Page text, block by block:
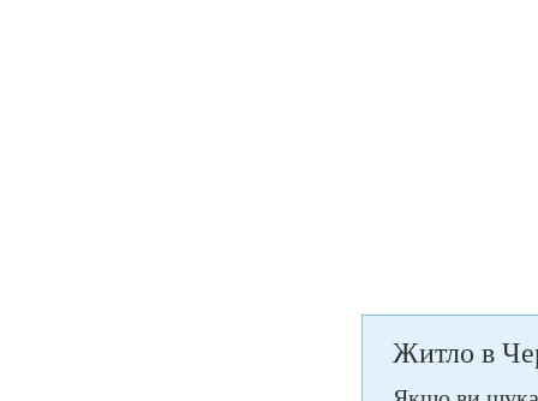
Житло в